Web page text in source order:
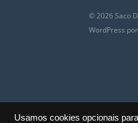
Usamos cookies opcionais
© 2026 Saco
WordPress por